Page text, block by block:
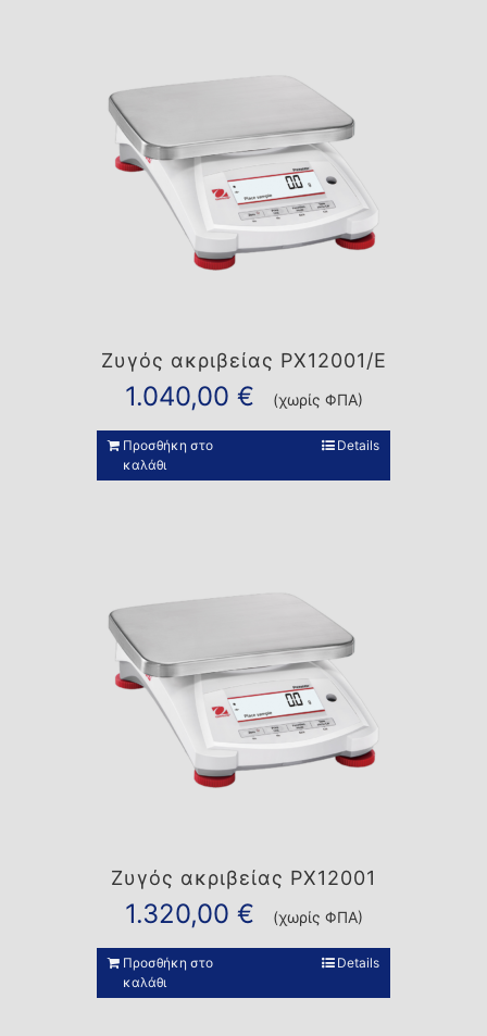
Ζυγός ακριβείας PX12001/E
1.040,00 € (χωρίς ΦΠΑ)
Προσθήκη στο
καλάθι
Details
Ζυγός ακριβείας PX12001
1.320,00 € (χωρίς ΦΠΑ)
Προσθήκη στο
καλάθι
Details